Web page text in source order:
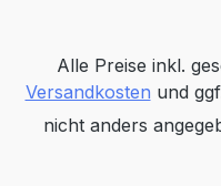
Alle Preise inkl.
Versandkosten und
nicht anders
Animationen stoppen
Großer Cursor